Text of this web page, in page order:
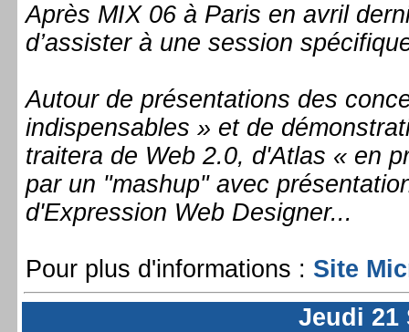
Après MIX 06 à Paris en avril
d’assister à une session
Autour de présentations des
indispensables » et de
traitera de Web 2.0, d'Atlas « en
par un "mashup" avec
d'Expression Web Designer...
Pour plus d'informations : Site
Jeudi 21